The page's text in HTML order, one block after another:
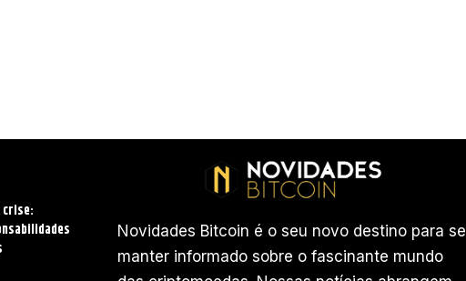
crise:
Novidades Bitcoin é o seu novo destino para se
manter informado sobre o fascinante mundo